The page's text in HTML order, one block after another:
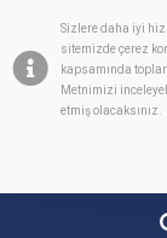
Sizlere daha iyi
sitemizdeçerez
kapsamında
Metnimizi
etmiş olacaksınız.